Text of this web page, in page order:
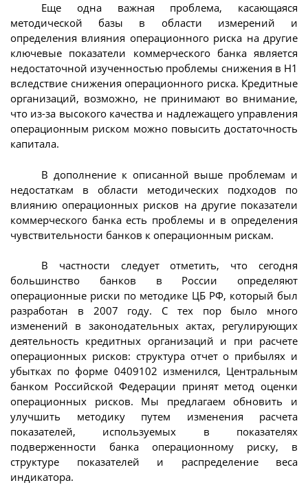
Еще одна важная проблема, касающаяся
методической базы в области измерений и
определения влияния операционного риска на другие
ключевые показатели коммерческого банка является
недостаточной изученностью проблемы снижения в H1
вследствие снижения операционного риска. Кредитные
организаций, возможно, не принимают во внимание,
что из-за высокого качества и надлежащего управления
операционным риском можно повысить достаточность
капитала.
В дополнение к описанной выше проблемам и
недостаткам в области методических подходов по
влиянию операционных рисков на другие показатели
коммерческого банка есть проблемы и в определения
чувствительности банков к операционным рискам.
В частности следует отметить, что сегодня
большинство банков в России определяют
операционные риски по методике ЦБ РФ, который был
разработан в 2007 году. С тех пор было много
изменений в законодательных актах, регулирующих
деятельность кредитных организаций и при расчете
операционных рисков: структура отчет о прибылях и
убытках по форме 0409102 изменился, Центральным
банком Российской Федерации принят метод оценки
операционных рисков. Мы предлагаем обновить и
улучшить методику путем изменения расчета
показателей, используемых в показателях
подверженности банка операционному риску, в
структуре показателей и распределение веса
индикатора.